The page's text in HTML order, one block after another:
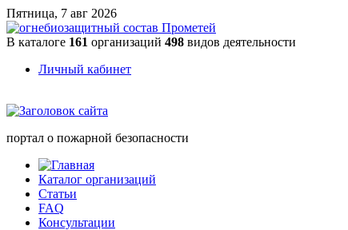
Пятница, 7 авг 2026
В каталоге 161 организаций 498 видов деятельности
Личный кабинет
портал о пожарной безопасности
Каталог организаций
Статьи
FAQ
Консультации